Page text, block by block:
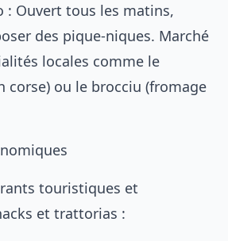
: Ouvert tous les matins,
des pique-niques. Marché
locales comme le
corse) ou le brocciu (fromage
touristiques et
et trattorias :